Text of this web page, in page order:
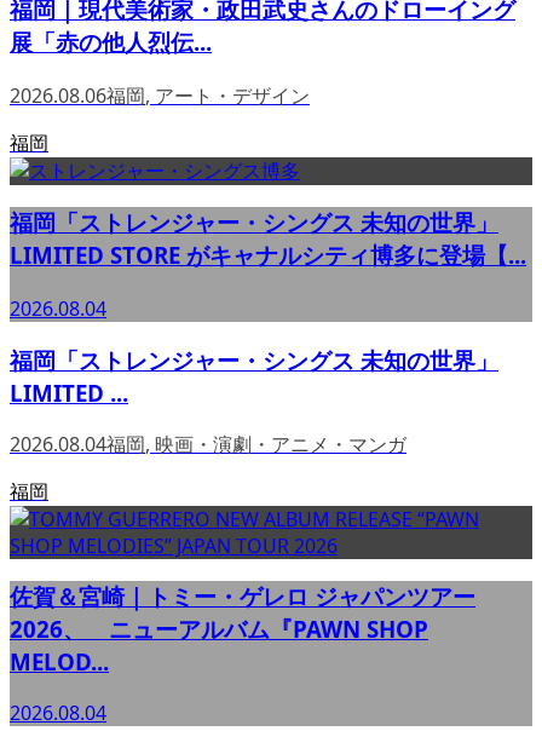
福岡｜現代美術家・政田武史さんのドローイング
展「赤の他人烈伝...
2026.08.06福岡, アート・デザイン
福岡
福岡「ストレンジャー・シングス 未知の世界」
LIMITED STORE がキャナルシティ博多に登場【...
2026.08.04
福岡「ストレンジャー・シングス 未知の世界」
LIMITED ...
2026.08.04福岡, 映画・演劇・アニメ・マンガ
福岡
佐賀＆宮崎｜トミー・ゲレロ ジャパンツアー
2026、 ニューアルバム『PAWN SHOP
MELOD...
2026.08.04